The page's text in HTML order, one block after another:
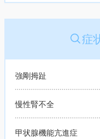
症
強剛拇趾
慢性腎不全
甲状腺機能亢進症